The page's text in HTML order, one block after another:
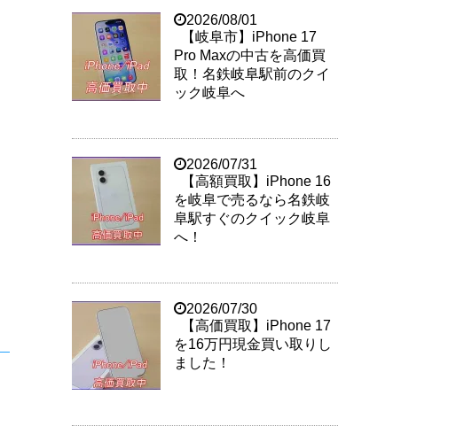
2026/08/01
【岐阜市】iPhone 17
Pro Maxの中古を高価買
取！名鉄岐阜駅前のクイ
ック岐阜へ
2026/07/31
【高額買取】iPhone 16
を岐阜で売るなら名鉄岐
阜駅すぐのクイック岐阜
へ！
2026/07/30
【高価買取】iPhone 17
を16万円現金買い取りし
ました！